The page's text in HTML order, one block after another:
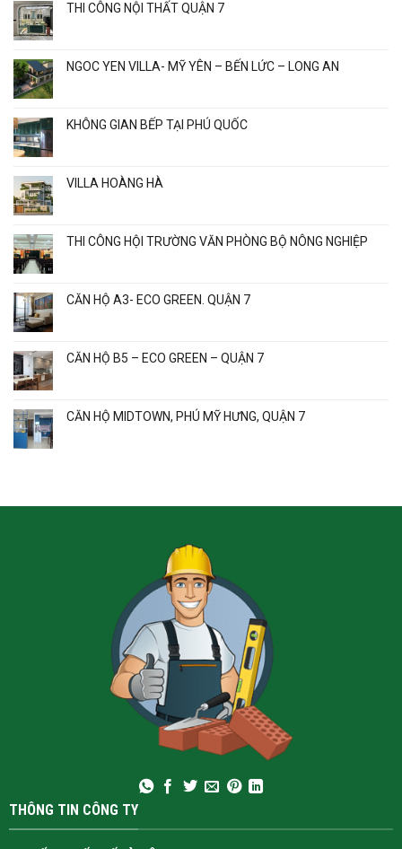
THI CÔNG NỘI THẤT QUẬN 7
NGOC YEN VILLA- MỸ YÊN – BẾN LỨC – LONG AN
KHÔNG GIAN BẾP TẠI PHÚ QUỐC
VILLA HOÀNG HÀ
THI CÔNG HỘI TRƯỜNG VĂN PHÒNG BỘ NÔNG NGHIỆP
CĂN HỘ A3- ECO GREEN. QUẬN 7
CĂN HỘ B5 – ECO GREEN – QUẬN 7
CĂN HỘ MIDTOWN, PHÚ MỸ HƯNG, QUẬN 7
THÔNG TIN CÔNG TY